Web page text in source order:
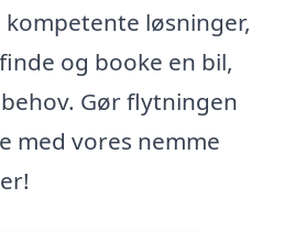
løsninger,
og booke en bil,
Gør flytningen
med vores nemme